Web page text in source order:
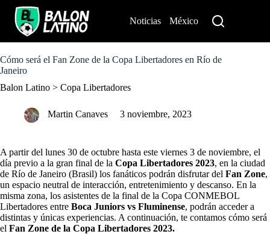
o
c
n
Noticias México
Cómo será el Fan Zone de la Copa Libertadores en Río de
Janeiro
Balon Latino > Copa Libertadores
Martin Canaves 3 noviembre, 2023
A partir del lunes 30 de octubre hasta este viernes 3 de noviembre, el
día previo a la gran final de la Copa Libertadores 2023, en la ciudad
de Río de Janeiro (Brasil) los fanáticos podrán disfrutar del Fan Zone,
un espacio neutral de interacción, entretenimiento y descanso. En la
misma zona, los asistentes de la final de la Copa CONMEBOL
Libertadores entre Boca Juniors vs Fluminense, podrán acceder a
distintas y únicas experiencias. A continuación, te contamos cómo será
el Fan Zone de la Copa Libertadores 2023.